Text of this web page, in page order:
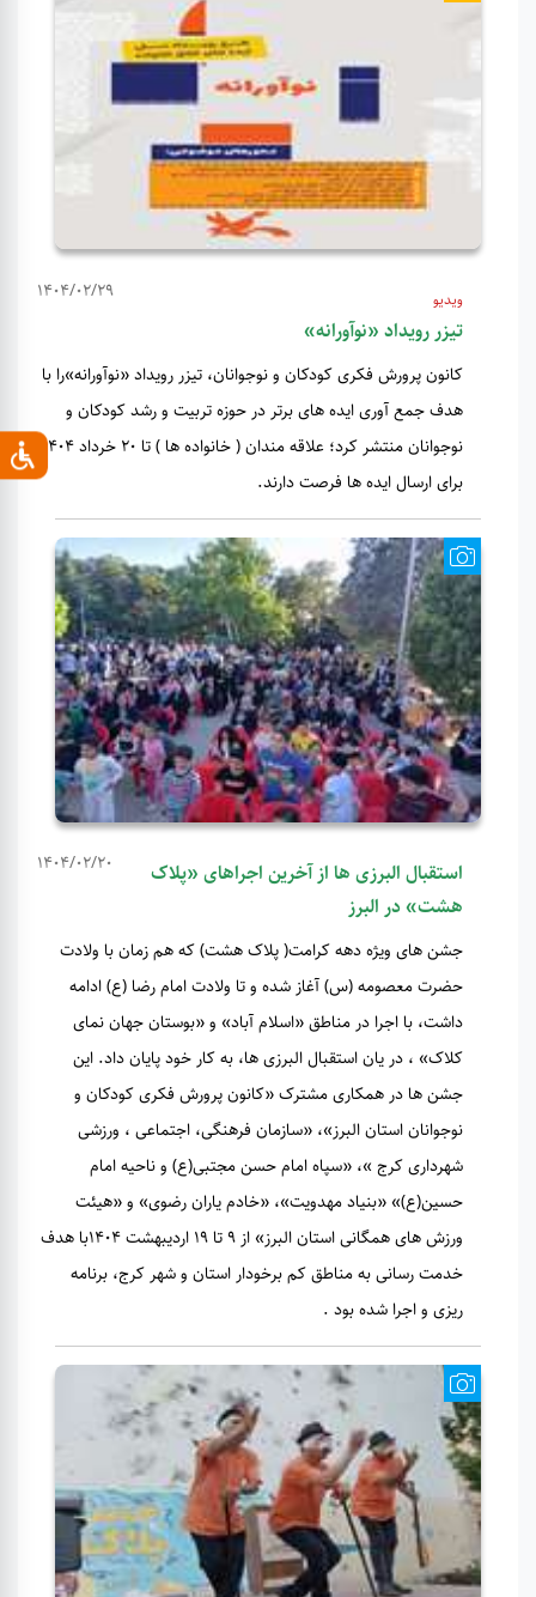
1404/02/29 ویدیو
تیزر رویداد «نوآورانه»
کانون پرورش فکری کودکان و نوجوانان، تیزر رویداد «نوآورانه»را با
هدف جمع آوری ایده های برتر در حوزه تربیت و رشد کودکان و
نوجوانان منتشر کرد؛ علاقه مندان ( خانواده ها ) تا 20 خرداد 1404
برای ارسال ایده ها فرصت دارند.
1404/02/20
استقبال البرزی ها از آخرین اجراهای «پلاک
هشت» در البرز
جشن های ویژه دهه کرامت( پلاک هشت) که هم زمان با ولادت
حضرت معصومه (س) آغاز شده و تا ولادت امام رضا (ع) ادامه
داشت، با اجرا در مناطق «اسلام آباد» و «بوستان جهان نمای
کلاک» ، در یان استقبال البرزی ها، به کار خود پایان داد. این
جشن ها در همکاری مشترک «کانون پرورش فکری کودکان و
نوجوانان استان البرز»، «سازمان فرهنگی، اجتماعی ، ورزشی
شهرداری کرج »، «سپاه امام حسن مجتبی(ع) و ناحیه امام
حسین(ع)» «بنیاد مهدویت»، «خادم یاران رضوی» و «هیئت
ورزش های همگانی استان البرز» از ۹ تا ۱۹ اردیبهشت ۱۴۰۴با هدف
خدمت رسانی به مناطق کم برخودار استان و شهر کرج، برنامه
ریزی و اجرا شده بود .